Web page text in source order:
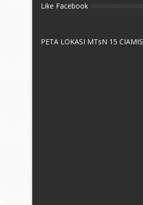
Like Facebook
PETA LOKASI MTsN 15 CIAMIS